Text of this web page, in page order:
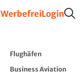
WerbefreiLogin
Flughäfen
Business Aviation